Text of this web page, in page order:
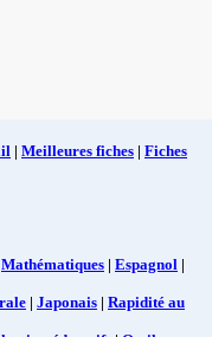
| Meilleures fiches | Fiches
Mathématiques | Espagnol |
| Japonais | Rapidité au